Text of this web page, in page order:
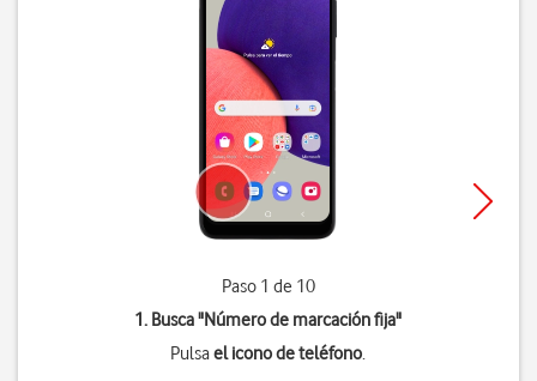
Paso 1 de 10
1. Busca "Número de marcación fija"
Pulsael icono de teléfono.